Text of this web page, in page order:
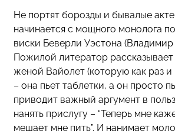
Не портят борозды и бывалые
начинается с мощного монолога
виски Беверли Уэстона (Владимир
Пожилой литератор рассказывает
женой Вайолет (которую как раз и
– она пьет таблетки, а он просто
приводит важный аргумент в
нанять прислугу – “Теперь мне
мешает мне пить”. И нанимает